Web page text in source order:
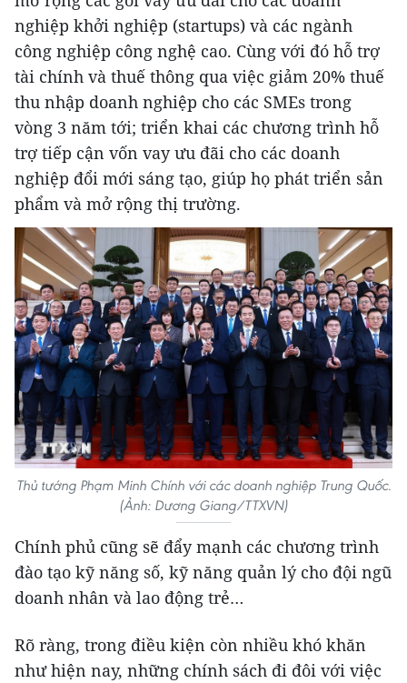
nghiệp khởi nghiệp (startups) và các ngành
công nghiệp công nghệ cao. Cùng với đó hỗ trợ
tài chính và thuế thông qua việc giảm 20% thuế
thu nhập doanh nghiệp cho các SMEs trong
vòng 3 năm tới; triển khai các chương trình hỗ
trợ tiếp cận vốn vay ưu đãi cho các doanh
nghiệp đổi mới sáng tạo, giúp họ phát triển sản
phẩm và mở rộng thị trường.
Thủ tướng Phạm Minh Chính với các doanh nghiệp Trung Quốc.
(Ảnh: Dương Giang/TTXVN)
Chính phủ cũng sẽ đẩy mạnh các chương trình
đào tạo kỹ năng số, kỹ năng quản lý cho đội ngũ
doanh nhân và lao động trẻ…
Rõ ràng, trong điều kiện còn nhiều khó khăn
như hiện nay, những chính sách đi đôi với việc